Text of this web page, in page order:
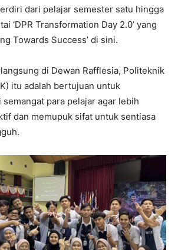
dari pelajar semester satu hingga
‘DPR Transformation Day 2.0’ yang
Towards Success’ di sini.
di Dewan Rafflesia, Politeknik
itu adalah bertujuan untuk
para pelajar agar lebih
dan memupuk sifat untuk sentiasa